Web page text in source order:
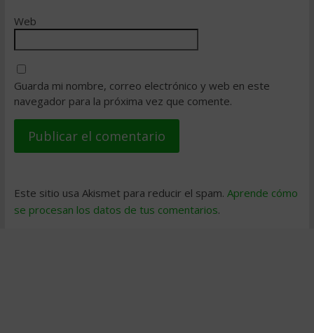
Web
Guarda mi nombre, correo electrónico y web en este
navegador para la próxima vez que comente.
Este sitio usa Akismet para reducir el spam. Aprende cómo
se procesan los datos de tus comentarios.